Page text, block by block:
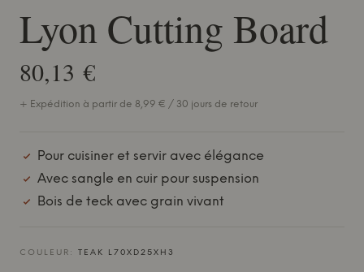
Lyon Cutting Board
80,13 €
+ Expédition à partir de 8,99 € / 30 jours de retour
Pour cuisiner et servir avec élégance
Avec sangle en cuir pour suspension
Bois de teck avec grain vivant
COULEUR: TEAK L70XD25XH3